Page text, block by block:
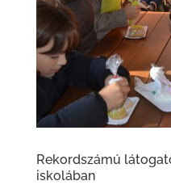
Rekordszámú
iskolában